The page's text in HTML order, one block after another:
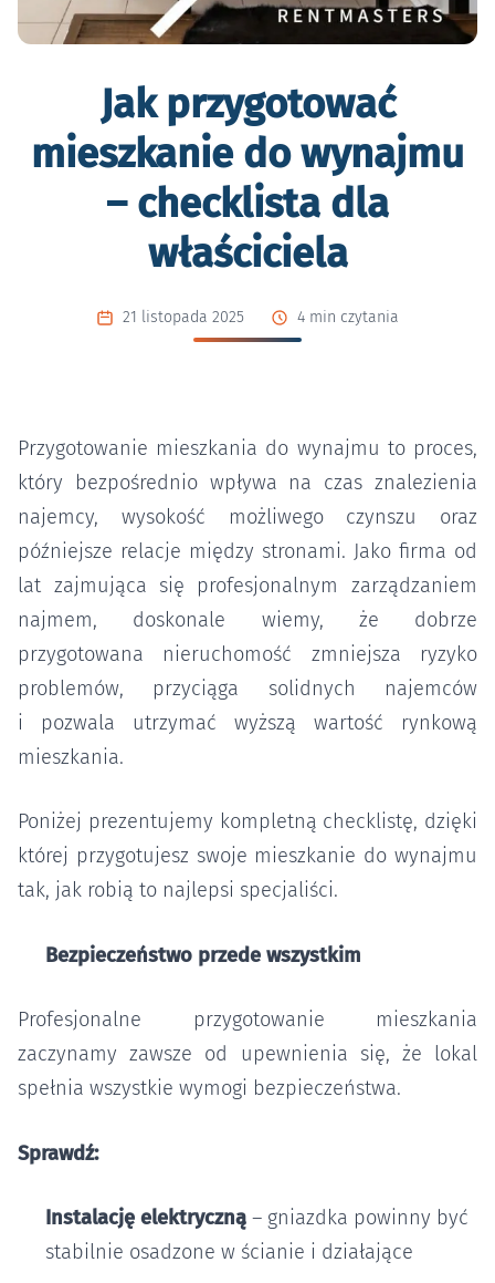
Jak przygotować
mieszkanie do wynajmu
– checklista dla
właściciela
21 listopada 2025 4 min czytania
Przygotowanie mieszkania do wynajmu to proces,
który bezpośrednio wpływa na czas znalezienia
najemcy, wysokość możliwego czynszu oraz
późniejsze relacje między stronami. Jako firma od
lat zajmująca się profesjonalnym zarządzaniem
najmem, doskonale wiemy, że dobrze
przygotowana nieruchomość zmniejsza ryzyko
problemów, przyciąga solidnych najemców
i pozwala utrzymać wyższą wartość rynkową
mieszkania.
Poniżej prezentujemy kompletną checklistę, dzięki
której przygotujesz swoje mieszkanie do wynajmu
tak, jak robią to najlepsi specjaliści.
Bezpieczeństwo przede wszystkim
Profesjonalne przygotowanie mieszkania
zaczynamy zawsze od upewnienia się, że lokal
spełnia wszystkie wymogi bezpieczeństwa.
Sprawdź:
Instalację elektryczną– gniazdka powinny być
stabilnie osadzone w ścianie i działające